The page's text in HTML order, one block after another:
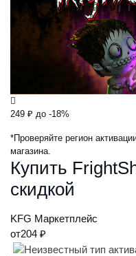
Купить
скидкой
KFG Маркетплейс
от204 ₽
249 ₽ до -18%
*Проверяйте регион
магазина.